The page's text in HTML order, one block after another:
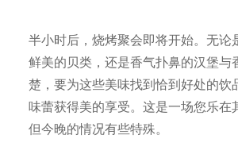
半小时后，烧烤聚会即将开始。无论
鲜美的贝类，还是香气扑鼻的汉堡与
楚，要为这些美味找到恰到好处的饮
味蕾获得美的享受。这是一场您乐
但今晚的情况有些特殊。